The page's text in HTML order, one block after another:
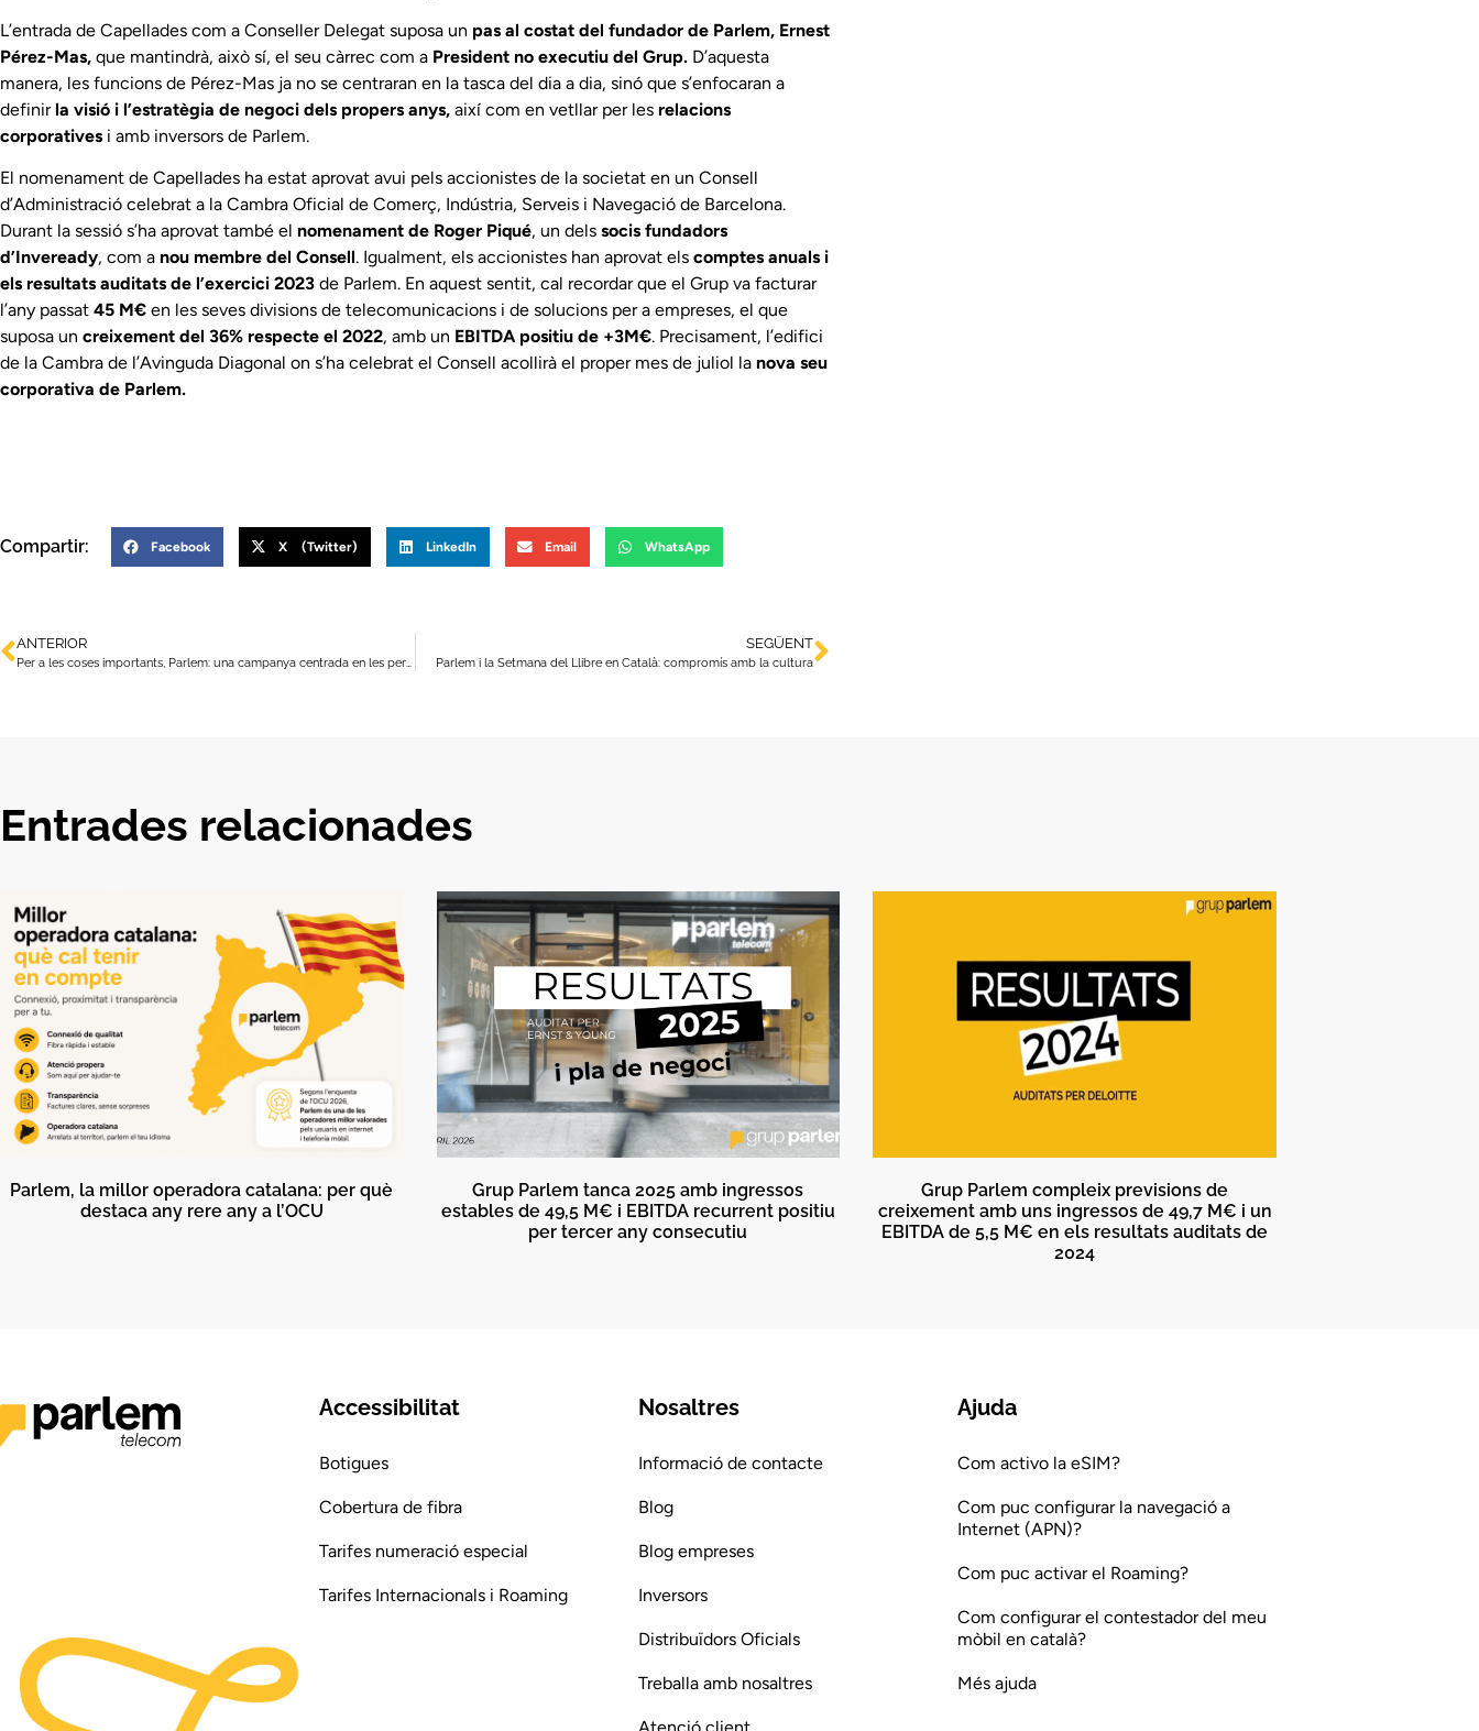
L’entrada de Capellades com a Conseller Delegat suposa un pas al costat del fundador de Parlem, Ernest
Pérez-Mas, que mantindrà, això sí, el seu càrrec com a President no executiu del Grup. D’aquesta
manera, les funcions de Pérez-Mas ja no se centraran en la tasca del dia a dia, sinó que s’enfocaran a
definirla visió i l’estratègia de negoci dels propers anys, així com en vetllar per les relacions
corporatives i amb inversors de Parlem.
El nomenament de Capellades ha estat aprovat avui pels accionistes de la societat en un Consell
d’Administració celebrat a la Cambra Oficial de Comerç, Indústria, Serveis i Navegació de Barcelona.
Durant la sessió s’ha aprovat també el nomenament de Roger Piqué, un dels socis fundadors
d’Inveready, com a nou membre del Consell. Igualment, els accionistes han aprovat els comptes anuals i
els resultats auditats de l’exercici 2023 de Parlem. En aquest sentit, cal recordar que el Grup va facturar
l’any passat 45 M€ en les seves divisions de telecomunicacions i de solucions per a empreses, el que
suposa un creixement del 36% respecte el 2022, amb un EBITDA positiu de +3M€. Precisament, l’edifici
de la Cambra de l’Avinguda Diagonal on s’ha celebrat el Consell acollirà el proper mes de juliol la nova seu
corporativa de Parlem.
Compartir: Facebook X (Twitter) LinkedIn Email WhatsApp
ANTERIOR
Per a les coses importants, Parlem: una campanya centrada en les persones
SEGÜENT
Parlem i la Setmana del Llibre en Català: compromís amb la cultura
Entrades relacionades
Parlem, la millor operadora catalana: per què
destaca any rere any a l’OCU
Grup Parlem tanca 2025 amb ingressos
estables de 49,5 M€ i EBITDA recurrent positiu
per tercer any consecutiu
Grup Parlem compleix previsions de
creixement amb uns ingressos de 49,7 M€ i un
EBITDA de 5,5 M€ en els resultats auditats de
2024
Accessibilitat
Botigues
Cobertura de fibra
Tarifes numeració especial
Tarifes Internacionals i Roaming
Nosaltres
Informació de contacte
Blog
Blog empreses
Inversors
Distribuïdors Oficials
Treballa amb nosaltres
Ajuda
Com activo la eSIM?
Com puc configurar la navegació a
Internet (APN)?
Com puc activar el Roaming?
Com configurar el contestador del meu
mòbil en català?
Més ajuda